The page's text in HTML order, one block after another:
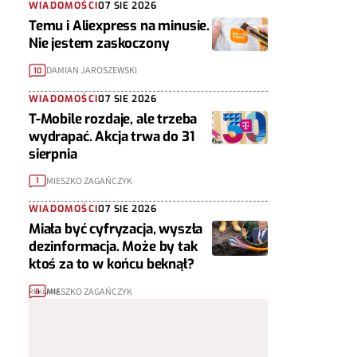
WIADOMOŚCI07 SIE 2026
Temu i Aliexpress na minusie.
Nie jestem zaskoczony
10 DAMIAN JAROSZEWSKI
WIADOMOŚCI07 SIE 2026
T-Mobile rozdaje, ale trzeba
wydrapać. Akcja trwa do 31
sierpnia
1 MIESZKO ZAGAŃCZYK
WIADOMOŚCI07 SIE 2026
Miała być cyfryzacja, wyszła
dezinformacja. Może by tak
ktoś za to w końcu beknął?
4 MIESZKO ZAGAŃCZYK